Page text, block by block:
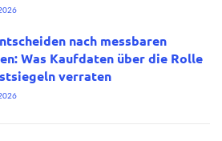
nach messbaren
Was Kaufdaten über die Rolle
verraten